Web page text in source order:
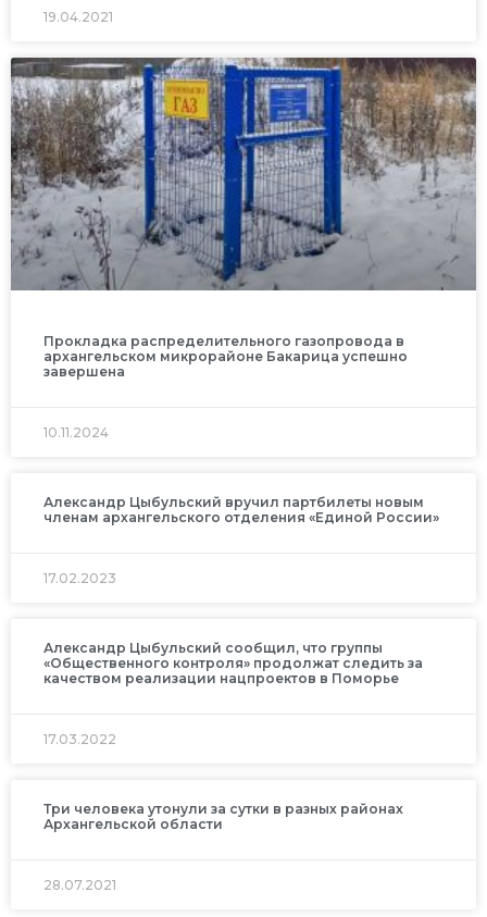
19.04.2021
Прокладка распределительного газопровода в
архангельском микрорайоне Бакарица успешно
завершена
10.11.2024
Александр Цыбульский вручил партбилеты новым
членам архангельского отделения «Единой России»
17.02.2023
Александр Цыбульский сообщил, что группы
«Общественного контроля» продолжат следить за
качеством реализации нацпроектов в Поморье
17.03.2022
Три человека утонули за сутки в разных районах
Архангельской области
28.07.2021